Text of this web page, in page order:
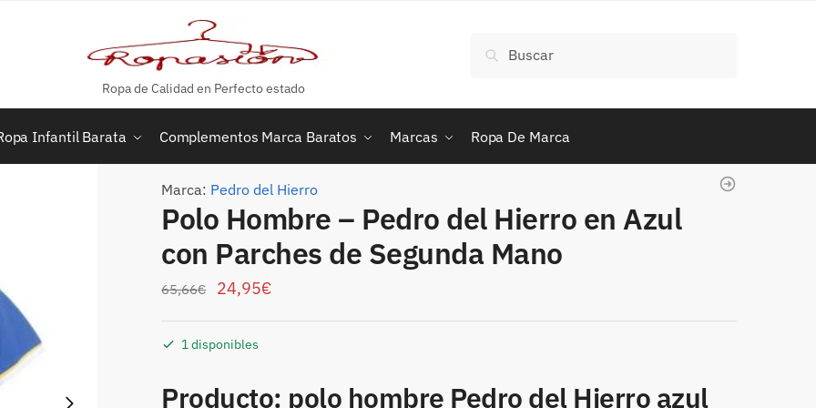
Ropa de Calidad en Perfecto estado
por:
Buscar
Infantil Barata Complementos Marca Baratos Marcas Ropa De Marca
Marca: Pedro del Hierro
Polo Hombre – Pedro del Hierro en Azul
con Parches de Segunda Mano
65,66€ 24,95€
1 disponibles
Producto: polo hombre Pedro del Hierro azul